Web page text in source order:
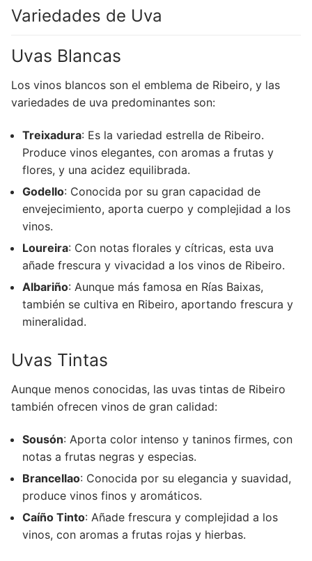
Variedades de Uva
Uvas Blancas
Los vinos blancos son el emblema de Ribeiro, y las
variedades de uva predominantes son:
Treixadura: Es la variedad estrella de Ribeiro.
Produce vinos elegantes, con aromas a frutas y
flores, y una acidez equilibrada.
Godello: Conocida por su gran capacidad de
envejecimiento, aporta cuerpo y complejidad a los
vinos.
Loureira: Con notas florales y cítricas, esta uva
añade frescura y vivacidad a los vinos de Ribeiro.
Albariño: Aunque más famosa en Rías Baixas,
también se cultiva en Ribeiro, aportando frescura y
mineralidad.
Uvas Tintas
Aunque menos conocidas, las uvas tintas de Ribeiro
también ofrecen vinos de gran calidad:
Sousón: Aporta color intenso y taninos firmes, con
notas a frutas negras y especias.
Brancellao: Conocida por su elegancia y suavidad,
produce vinos finos y aromáticos.
Caíño Tinto: Añade frescura y complejidad a los
vinos, con aromas a frutas rojas y hierbas.